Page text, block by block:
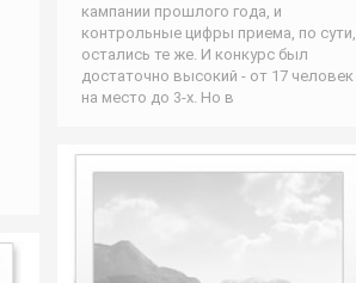
кампании прошлого года, и
контрольные цифры приема, по сути,
остались те же. И конкурс был
достаточно высокий - от 17 человек
на место до 3-х. Но в